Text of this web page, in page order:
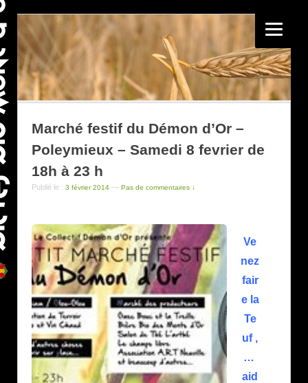
Marché festif du Démon d’Or –
Poleymieux – Samedi 8 fevrier de
18h à 23 h
Publié le : 3 février 2014 — Pas de commentaires ↓
Ve
nez
fair
e la
Te
uf ,
…
aid